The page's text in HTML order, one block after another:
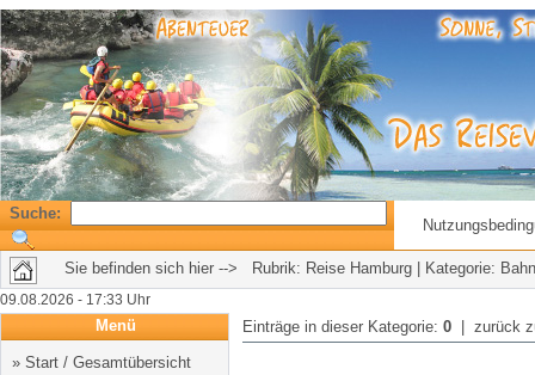
Suche:
Sie befinden sich hier --> Rubrik: Reise Hamburg | Kategorie:
09.08.2026 - 17:33 Uhr
Menü
» Start / Gesamtübersicht
Einträge in dieser Kategorie: 0 | zurück